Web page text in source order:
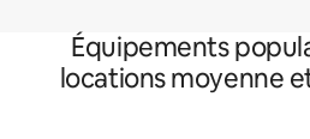
Équipements
locations moyenne